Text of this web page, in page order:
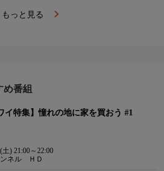
もっと見る
め番組
イ特集】憧れの地に家を買おう #1
土) 21:00～22:00
ネル ＨＤ